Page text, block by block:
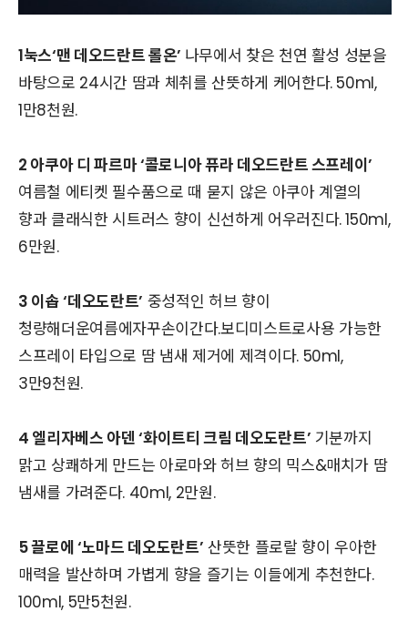
1눅스‘맨 데오드란트 롤온’ 나무에서 찾은 천연 활성 성분을
바탕으로 24시간 땀과 체취를 산뜻하게 케어한다. 50ml,
1만8천원.
2 아쿠아 디 파르마 ‘콜로니아 퓨라 데오드란트 스프레이’
여름철 에티켓 필수품으로 때 묻지 않은 아쿠아 계열의
향과 클래식한 시트러스 향이 신선하게 어우러진다. 150ml,
6만원.
3 이솝 ‘데오도란트’ 중성적인 허브 향이
청량해더운여름에자꾸손이간다.보디미스트로사용 가능한
스프레이 타입으로 땀 냄새 제거에 제격이다. 50ml,
3만9천원.
4 엘리자베스 아덴 ‘화이트티 크림 데오도란트’ 기분까지
맑고 상쾌하게 만드는 아로마와 허브 향의 믹스&매치가 땀
냄새를 가려준다. 40ml, 2만원.
5 끌로에 ‘노마드 데오도란트’ 산뜻한 플로랄 향이 우아한
매력을 발산하며 가볍게 향을 즐기는 이들에게 추천한다.
100ml, 5만5천원.